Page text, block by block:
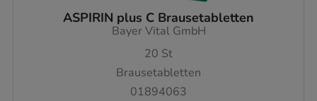
ASPIRIN plus C Brausetabletten
Bayer Vital GmbH
20 St
Brausetabletten
01894063